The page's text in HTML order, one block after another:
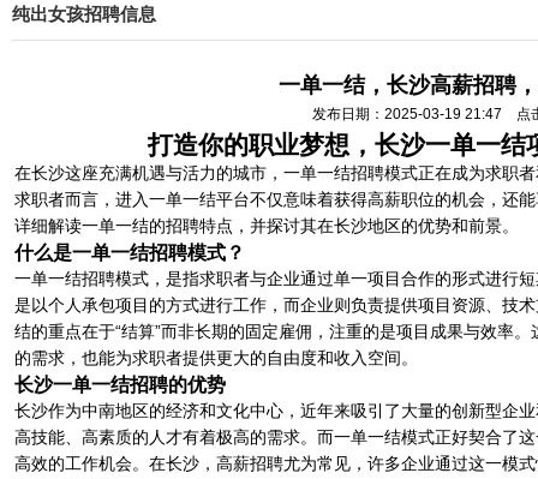
纯出女孩招聘信息
一单一结，长沙高薪招聘
发布日期：2025-03-19 21:47 点
打造你的职业梦想，长沙一单一结
在长沙这座充满机遇与活力的城市，一单一结招聘模式正在成为求职
求职者而言，进入一单一结平台不仅意味着获得高薪职位的机会，还
详细解读一单一结的招聘特点，并探讨其在长沙地区的优势和前景。
什么是一单一结招聘模式？
一单一结招聘模式，是指求职者与企业通过单一项目合作的形式进行
是以个人承包项目的方式进行工作，而企业则负责提供项目资源、技
结的重点在于“结算”而非长期的固定雇佣，注重的是项目成果与效率
的需求，也能为求职者提供更大的自由度和收入空间。
长沙一单一结招聘的优势
长沙作为中南地区的经济和文化中心，近年来吸引了大量的创新型企
高技能、高素质的人才有着极高的需求。而一单一结模式正好契合了
高效的工作机会。在长沙，高薪招聘尤为常见，许多企业通过这一模